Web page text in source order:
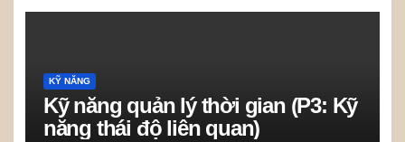
KỸ NĂNG
Kỹ năng quản lý thời gian (P3: Kỹ
năng thái độ liên quan)